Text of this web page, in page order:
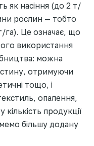
як насіння (до 2 т/
рослин — тобто
га). Це означає, що
використання
можна
отримуючи
тощо, і
опалення,
продукції
більшу додану